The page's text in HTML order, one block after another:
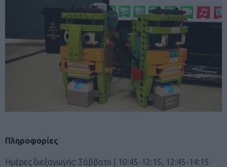
Πληροφορίες
Ημέρες διεξαγωγής: Σάββατο | 10:45-12:15, 12:45-14:15